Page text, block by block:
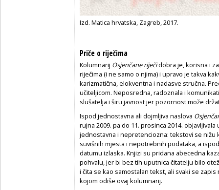
Izd. Matica hrvatska, Zagreb, 2017.
Priče o riječima
Kolumnarij Osjenčane riječidobra je, korisna i
riječima (i ne samo o njima) i upravo je takva
karizmatična, elokventna i nadasve stručna.
učiteljicom. Neposredna, radoznala i
slušatelja i širu javnost jer pozornost može
Ispod jednostavna ali dojmljiva naslova
rujna 2009. pa do 11. prosinca 2014. objavljivala
jednostavna i nepretenciozna: tekstovi se nižu
suvišnih mjesta i nepotrebnih podataka, a
datumu izlaska. Knjizi su pridana abecedna
pohvalu, jer bi bez tih uputnica čitatelju bilo
i čita se kao samostalan tekst, ali svaki se
kojom odiše ovaj kolumnarij.